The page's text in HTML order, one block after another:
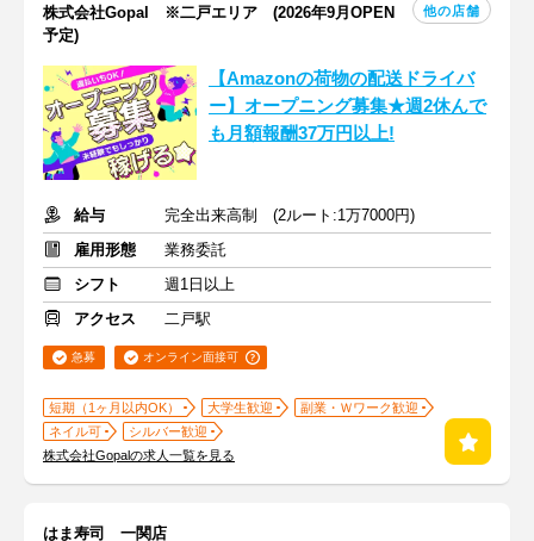
株式会社Gopal ※二戸エリア (2026年9月OPEN
予定)
他の店舗
【Amazonの荷物の配送ドライバ
ー】オープニング募集★週2休んで
も月額報酬37万円以上!
給与
完全出来高制 (2ルート:1万7000円)
雇用形態
業務委託
シフト
週1日以上
アクセス
二戸駅
急募 オンライン面接可
短期（1ヶ月以内OK） 大学生歓迎
副業・Ｗワーク歓迎
ネイル可
シルバー歓迎
株式会社Gopalの求人一覧を見る
はま寿司 一関店